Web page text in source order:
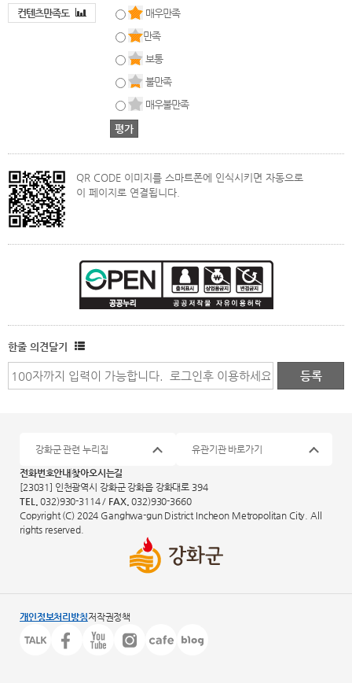
컨텐츠만족도
매우만족
만족
보통
불만족
매우불만족
QR CODE 이미지를 스마트폰에 인식시키면 자동으로
이 페이지로 연결됩니다.
한줄 의견달기
전화번호안내 찾아오시는길
[23031] 인천광역시 강화군 강화읍 강화대로 394
TEL.
032)930-3114 / FAX. 032)930-3660
Copyright (C) 2024 Ganghwa-gun District Incheon Metropolitan City. All
rights reserved.
강화군 관련 누리집 유관기관 바로가기
개인정보처리방침저작권정책